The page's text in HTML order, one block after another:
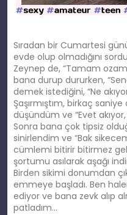
Sıradan bir Cumartesi
evde olup olmadığını
Zeynep de, “Tamam
bana durup dururken,
demek istediğini, “Ne
Şaşırmıştım, birkaç
düşündüm ve “Evet
Sonra bana çok tipsiz
sinirlendim ve “Bak
cümlemi bitirir bitirmez
şortumu asılarak aşağı
Birden sikimi donumdan
emmeye başladı. Ben
ediyor ve bana zevk alıp
patladım…